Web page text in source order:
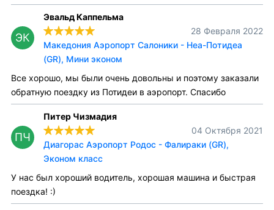
ЭК
Эвальд Каппельма
28 Февраля 2022
Македония Аэропорт Салоники - Неа-Потидеа
(GR), Мини эконом
Все хорошо, мы были очень довольны и поэтому заказали
обратную поездку из Потидеи в аэропорт. Спасибо
ПЧ
Питер Чизмадия
04 Октября 2021
Диагорас Аэропорт Родос - Фалираки (GR),
Эконом класс
У нас был хороший водитель, хорошая машина и быстрая
поездка! :)